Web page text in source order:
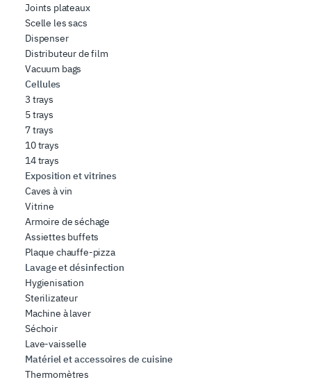
Joints plateaux
Scelle les sacs
Dispenser
Distributeur de film
Vacuum bags
Cellules
3 trays
5 trays
7 trays
10 trays
14 trays
Exposition et vitrines
Caves à vin
Vitrine
Armoire de séchage
Assiettes buffets
Plaque chauffe-pizza
Lavage et désinfection
Hygienisation
Sterilizateur
Machine à laver
Séchoir
Lave-vaisselle
Matériel et accessoires de cuisine
Thermomètres